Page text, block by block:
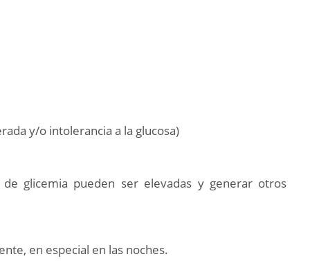
y/o intolerancia a la glucosa)
de glicemia pueden ser elevadas y generar otros
en especial en las noches.